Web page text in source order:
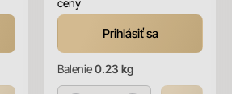
ceny
Prihlásiť sa
Balenie0.23 kg